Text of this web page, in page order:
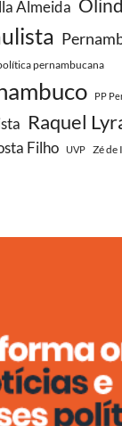
Almeida
pernambucana
PP
Raquel
Filho UVP Zé de